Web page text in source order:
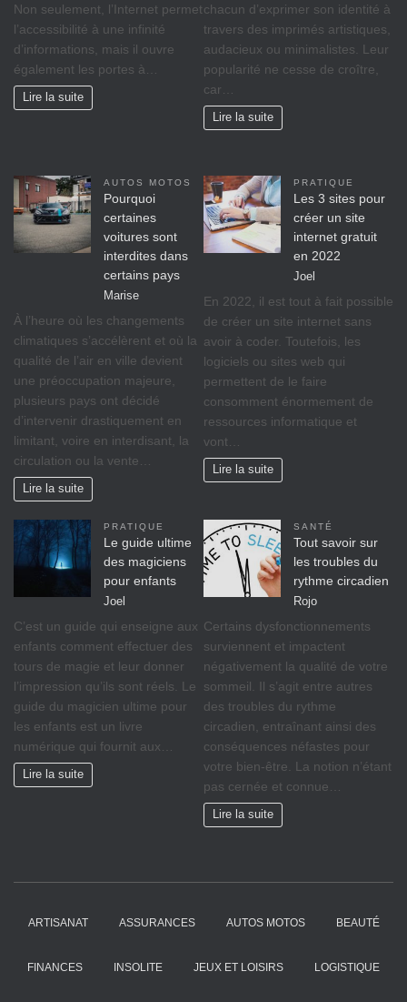
Non seulement, l’Internet permet
l’accessibilité à une infinité
d’informations, mais il ouvre
également les portes à…
Lire la suite
chacun d’exprimer son identité à
travers des imprimés artistiques,
audacieux ou minimalistes. Leur
popularité ne cesse de croître,
car…
Lire la suite
AUTOS MOTOS
Pourquoi
certaines
voitures sont
interdites dans
certains pays
Marise
À l’heure où les changements
climatiques s’accélèrent et où la
qualité de l’air en ville devient
une préoccupation majeure,
plusieurs pays ont décidé
d’intervenir drastiquement en
limitant, voire en interdisant, la
circulation ou la vente…
Lire la suite
PRATIQUE
Les 3 sites pour
créer un site
internet gratuit
en 2022
Joel
En 2022, il est tout à fait possible
de créer un site internet sans
avoir à coder. Toutefois, les
logiciels ou sites web qui
permettent de le faire
consomment énormement de
ressources informatique et
vont…
Lire la suite
PRATIQUE
Le guide ultime
des magiciens
pour enfants
Joel
C’est un guide qui enseigne aux
enfants comment effectuer des
tours de magie et leur donner
l’impression qu’ils sont réels. Le
guide du magicien ultime pour
les enfants est un livre
numérique qui fournit aux…
Lire la suite
SANTÉ
Tout savoir sur
les troubles du
rythme circadien
Rojo
Certains dysfonctionnements
surviennent et impactent
négativement la qualité de votre
sommeil. Il s’agit entre autres
des troubles du rythme
circadien, entraînant ainsi des
conséquences néfastes pour
votre bien-être. La notion n’étant
pas cernée et connue…
Lire la suite
ARTISANAT ASSURANCES AUTOS MOTOS BEAUTÉ
FINANCES INSOLITE JEUX ET LOISIRS LOGISTIQUE